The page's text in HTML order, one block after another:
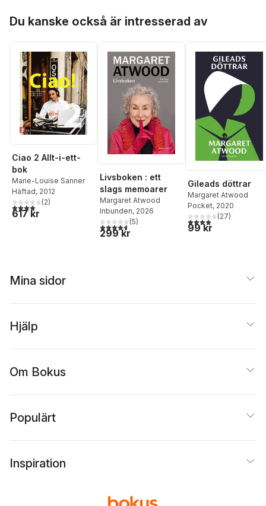
Du kanske också är intresserad av
Ciao 2 Allt-i-ett-
bok
Marie-Louise Sanner
Häftad, 2012
4,0utav 5 stjärnor. Totalt antal röster:
(2)
617 kr
Livsboken : ett
slags memoarer
Margaret Atwood
Inbunden, 2026
4,6utav 5 stjärnor. Totalt antal röster:
(5)
299 kr
Gileads döttrar
Margaret Atwood
Pocket, 2020
4,0utav 5 stjärnor.
(27)
99 kr
Mina sidor
Hjälp
Om Bokus
Populärt
Inspiration